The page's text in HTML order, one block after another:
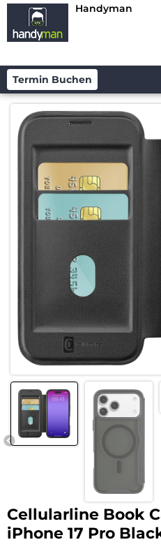
Handyman
Termin Buchen
Cellularline Book
iPhone 17 Pro